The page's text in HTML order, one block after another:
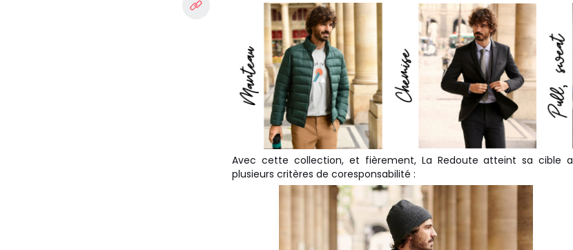
Avec cette collection, et fièrement, La Redoute atteint sa cible
plusieurs critères de coresponsabilité :